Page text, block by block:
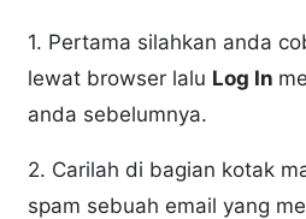
1. Pertama silahkan anda
lewat browser lalu Log In
anda sebelumnya.
2. Carilah di bagian kotak
spam sebuah email yang